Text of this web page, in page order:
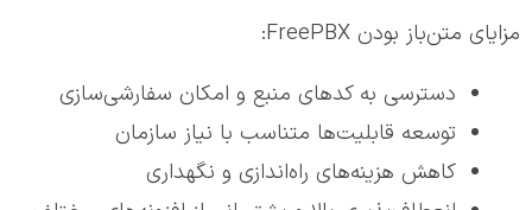
مزایای متن‌باز بودن FreePBX:
دسترسی به کدهای منبع و امکان سفارشی‌سازی
توسعه قابلیت‌ها متناسب با نیاز سازمان
کاهش هزینه‌های راه‌اندازی و نگهداری